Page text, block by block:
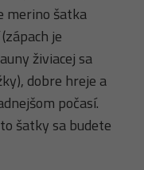
merino šatka
je
živiacej sa
dobre hreje a
počasí.
šatky sa budete